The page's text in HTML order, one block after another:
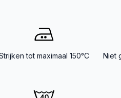
tot maximaal 150°C
Niet